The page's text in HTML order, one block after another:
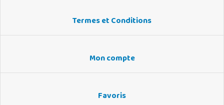
Termes et Conditions
Mon compte
Favoris